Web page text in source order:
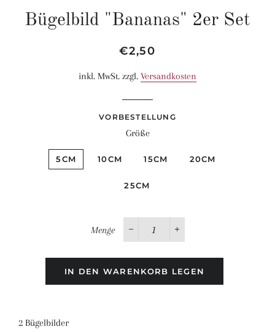
Bügelbild "Bananas" 2er Set
Normaler
Sonderpreis
€2,50
inkl. MwSt. zzgl. Versandkosten
VORBESTELLUNG
Größe
5CM 10CM 15CM 20CM
25CM
Menge
−
+
IN DEN WARENKORB LEGEN
2 Bügelbilder